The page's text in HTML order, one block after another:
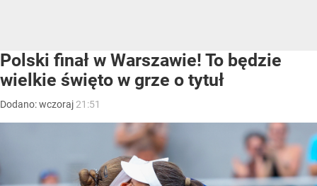
Polski finał w Warszawie! To będzie
wielkie święto w grze o tytuł
Dodano:wczoraj 21:51